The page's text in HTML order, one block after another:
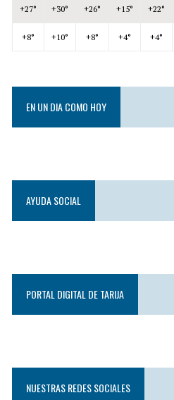
+27° +30° +26° +15° +22°
+8° +10° +8° +4° +4°
EN UN DIA COMO HOY
AYUDA SOCIAL
PORTAL DIGITAL DE TARIJA
NUESTRAS REDES SOCIALES